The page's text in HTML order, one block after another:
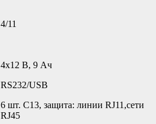
4/11
4х12 В, 9 Ач
RS232/USB
6 шт. С13, защита: линии RJ11,сети
RJ45